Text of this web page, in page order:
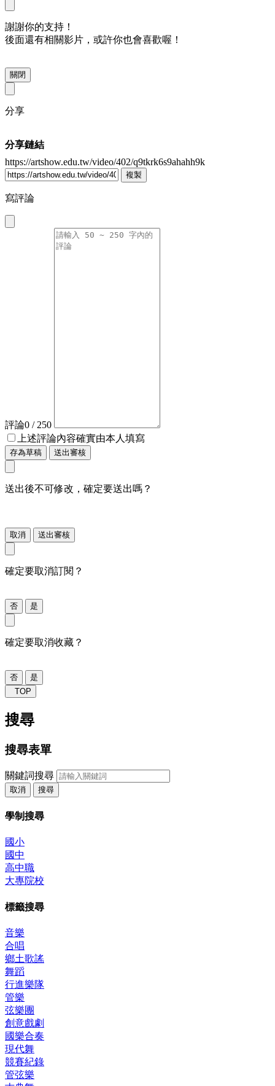
謝謝你的支持！
後面還有相關影片，或許你也會喜歡喔！
關閉
分享
分享鏈結
https://artshow.edu.tw/video/402/q9tkrk6s9ahahh9k
複製
寫評論
評論0 / 250
上述評論內容確實由本人填寫
存為草稿 送出審核
送出後不可修改，確定要送出嗎？
取消 送出審核
確定要取消訂閱？
否 是
確定要取消收藏？
否
是
TOP
搜尋
搜尋表單
關鍵詞搜尋
取消 搜尋
學制搜尋
國小
國中
高中職
大專院校
標籤搜尋
音樂
合唱
鄉土歌謠
舞蹈
行進樂隊
管樂
弦樂團
創意戲劇
國樂合奏
現代舞
競賽紀錄
管弦樂